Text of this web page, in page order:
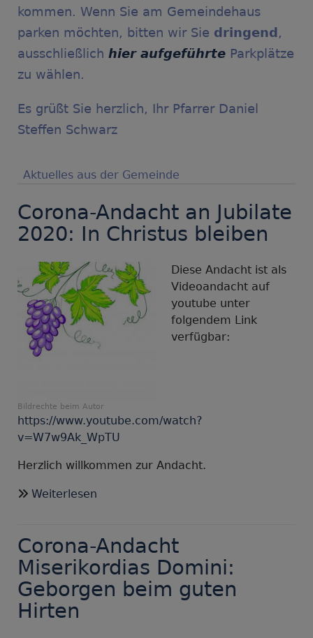
kommen. Wenn Sie am Gemeindehaus
parken möchten, bitten wir Sie dringend ,
ausschließlich hier aufgeführte Parkplätze
zu wählen.
Es grüßt Sie herzlich, Ihr Pfarrer Daniel
Steffen Schwarz
Aktuelles aus der Gemeinde
Corona-Andacht an Jubilate
2020: In Christus bleiben
Bildrechte beim Autor
Diese Andacht ist als
Videoandacht auf
youtube unter
folgendem Link
verfügbar:
https://www.youtube.com/watch?
v=W7w9Ak_WpTU
Herzlich willkommen zur Andacht.
Weiterlesen
an
Jubilate
2020:
In
Corona-Andacht
Miserikordias Domini:
Geborgen beim guten
Hirten